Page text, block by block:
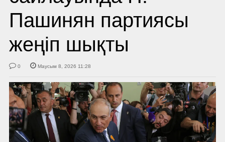
Пашинян партиясы
жеңіп шықты
0 Маусым 8, 2026 11:28